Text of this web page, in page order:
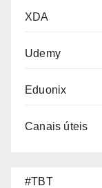
XDA
Udemy
Eduonix
Canais úteis
#TBT